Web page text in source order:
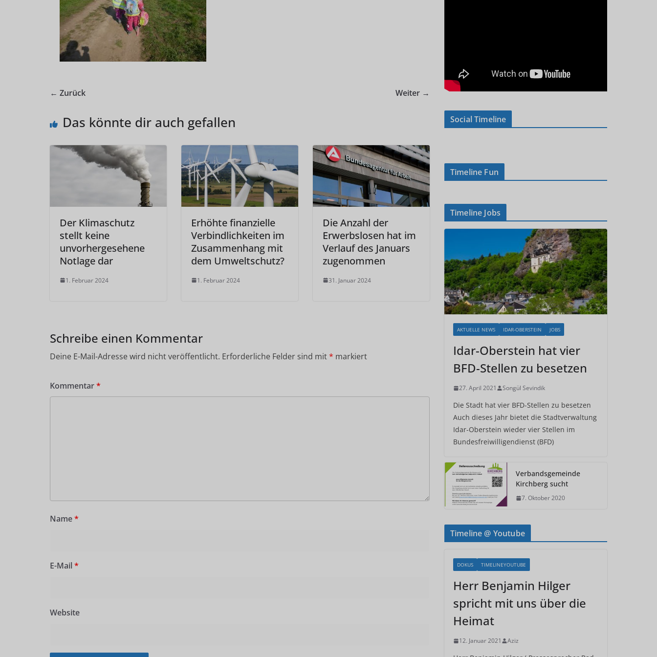
← Zurück Weiter →
Das könnte dir auch gefallen
Der Klimaschutz
stellt keine
unvorhergesehene
Notlage dar
1. Februar 2024
Erhöhte finanzielle
Verbindlichkeiten im
Zusammenhang mit
dem Umweltschutz?
1. Februar 2024
Die Anzahl der
Erwerbslosen hat im
Verlauf des Januars
zugenommen
31. Januar 2024
Schreibe einen Kommentar
Deine E-Mail-Adresse wird nicht veröffentlicht. Erforderliche Felder sind mit* markiert
Kommentar*
Name*
E-Mail *
Website
Social Timeline
Timeline Fun
Timeline Jobs
AKTUELLE NEWS IDAR-OBERSTEIN JOBS
Idar-Oberstein hat vier
BFD-Stellen zu besetzen
27. April 2021 Songül Sevindik
Die Stadt hat vier BFD-Stellen zu besetzen
Auch dieses Jahr bietet die Stadtverwaltung
Idar-Oberstein wieder vier Stellen im
Bundesfreiwilligendienst (BFD)
Verbandsgemeinde
Kirchberg sucht
7. Oktober 2020
Timeline @ Youtube
DOKUS TIMELINEYOUTUBE
Herr Benjamin Hilger
spricht mit uns über die
Heimat
12. Januar 2021 Aziz